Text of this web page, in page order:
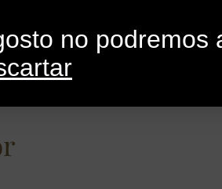
no podremos